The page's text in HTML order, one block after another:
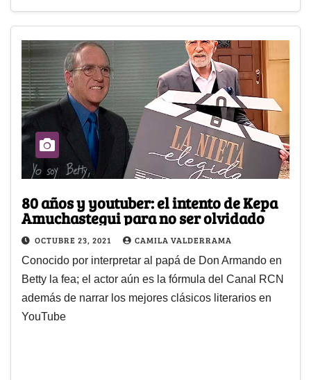
80 años y youtuber: el intento de Kepa
Amuchastegui para no ser olvidado
OCTUBRE 23, 2021 CAMILA VALDERRAMA
Conocido por interpretar al papá de Don Armando en
Betty la fea; el actor aún es la fórmula del Canal RCN
además de narrar los mejores clásicos literarios en
YouTube